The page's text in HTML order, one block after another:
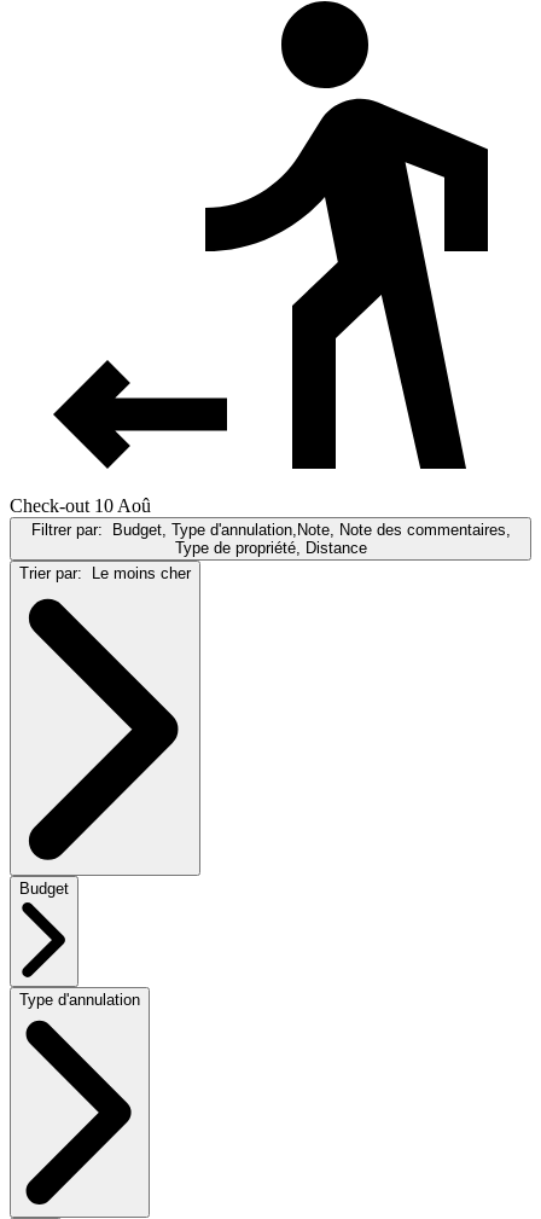
Check-out 10 Aoû
Filtrer par:
Budget, Type d'annulation,Note, Note des commentaires,
Type de propriété, Distance
Trier par:
Le moins cher
Budget
Type d'annulation